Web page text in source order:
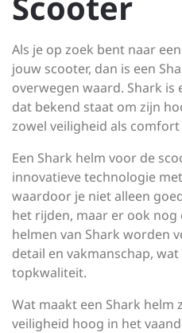
Als je op zoek bent naar
jouw scooter, dan is een
overwegen waard. Shark
dat bekend staat om zijn
zowel veiligheid als comfort
Een Shark helm voor de
innovatieve technologie
waardoor je niet alleen
het rijden, maar er ook nog
helmen van Shark worden
detail en vakmanschap,
topkwaliteit.
Wat maakt een Shark helm
veiligheid hoog in het